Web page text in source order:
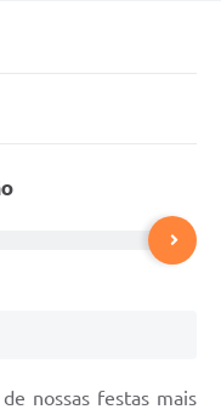
nossas festas mais